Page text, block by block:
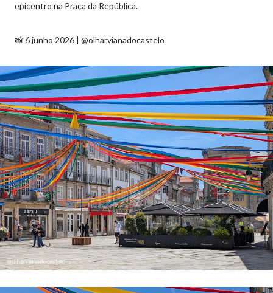
epicentro na Praça da República.
📸 6 junho 2026 | @olharvianadocastelo